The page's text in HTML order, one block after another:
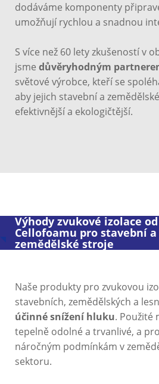
dodáváme komponenty
umožňují rychlou a snadnou
S více než 60 lety zkušeností v
jsme důvěryhodným
světové výrobce, kteří se
aby jejich stavební a
efektivnější a ekologičtější.
Výhody zvukové izolace od
Cellofoamu pro stavební a
zemědělské stroje
Naše produkty pro zvukovou
stavebních, zemědělských a
účinné snížení hluku. Použité
tepelně odolné a trvanlivé, a
náročným podmínkám v
sektoru.